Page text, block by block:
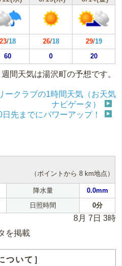
23/18 26/18 29/19
60 0 20
週間天気は湯沢町の予想です。
ークラブの1時間天気（お天気
ナビゲータ）
先までにパワーアップ！
（ポイントから 8 km地点）
降水量
0.0mm
日照時間 0分
8月 7日 3時
を掲載
ついて］